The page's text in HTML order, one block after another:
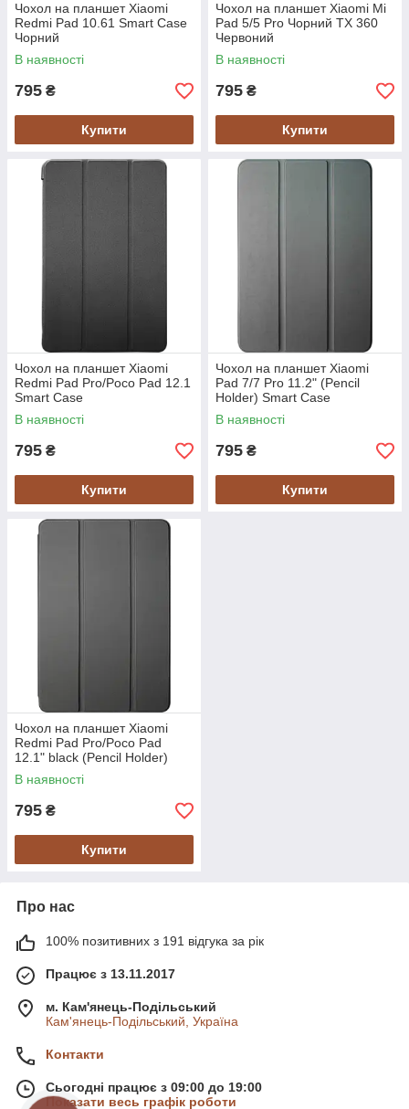
Чохол на планшет Xiaomi
Redmi Pad 10.61 Smart Case
Чорний
В наявності
795 ₴
Купити
Чохол на планшет Xiaomi Mi
Pad 5/5 Pro Чорний TX 360
Червоний
В наявності
795 ₴
Купити
Чохол на планшет Xiaomi
Redmi Pad Pro/Poco Pad 12.1
Smart Case
В наявності
795 ₴
Купити
Чохол на планшет Xiaomi
Pad 7/7 Pro 11.2" (Pencil
Holder) Smart Case
В наявності
795 ₴
Купити
Чохол на планшет Xiaomi
Redmi Pad Pro/Poco Pad
12.1" black (Pencil Holder)
Smart Case
В наявності
795 ₴
Купити
Про нас
100% позитивних з 191 відгука за рік
Працює з 13.11.2017
м. Кам'янець-Подільський
Кам'янець-Подільський, Україна
Контакти
Сьогодні працює з 09:00 до 19:00
Показати весь графік роботи